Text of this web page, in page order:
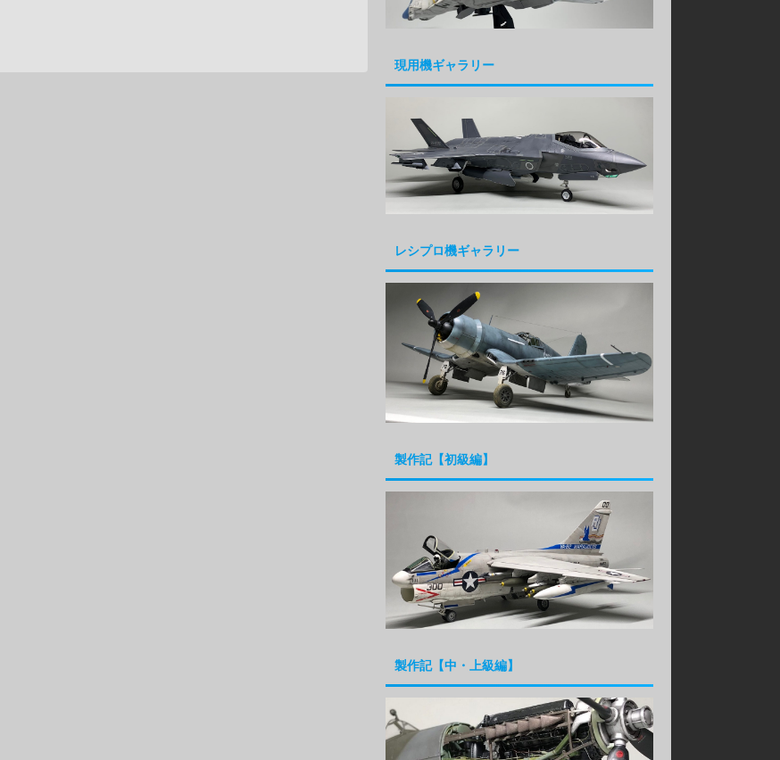
現用機ギャラリー
レシプロ機ギャラリー
製作記【初級編】
製作記【中・上級編】